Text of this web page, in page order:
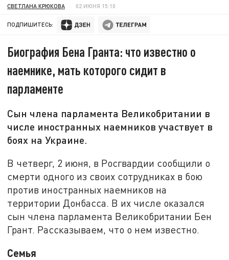
СВЕТЛАНА КРЮКОВА 02 ИЮНЯ 15:10
ПОДПИШИТЕСЬ:
Биография Бена Гранта: что известно о
наемнике, мать которого сидит в
парламенте
Сын члена парламента Великобритании в
числе иностранных наемников участвует в
боях на Украине.
В четверг, 2 июня, в Росгвардии сообщили о
смерти одного из своих сотрудниках в бою
против иностранных наемников на
территории Донбасса. В их числе оказался
сын члена парламента Великобритании Бен
Грант. Рассказываем, что о нем известно.
Семья